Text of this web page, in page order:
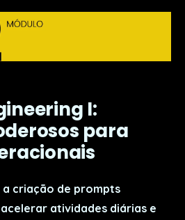
I:
para
a criação de prompts
atividades diárias e